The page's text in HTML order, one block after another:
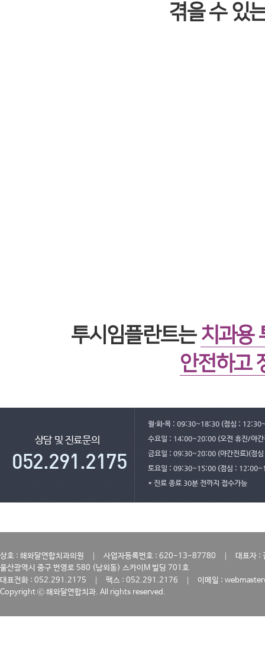
겪을 수 있
투시임플란트는 치과용
안전하고
상담 및 진료문의
월·화·목 : 09:30~18:30 (점심 :
수요일 : 14:00~20:00 (오전 휴진/야간
금요일 : 09:30~20:00 (야간진료)(점
토요일 : 09:30~15:00 (점심 :
* 진료 종료 30분 전까지 접수가능
상호 : 해와달연합치과의원 사업자등록번호 : 620-13-87780
대표자 :
울산광역시 중구 번영로 580 (남외동) 스카이M 빌딩 701호
대표전화 : 052.291.2175
팩스 : 052.291.2176
이메일 :
Copyright ⓒ 해와달연합치과. All rights reserved.